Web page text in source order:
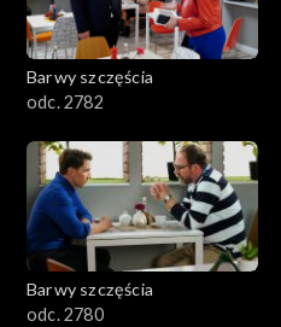
Barwy szczęścia
odc. 2782
Barwy szczęścia
odc. 2780